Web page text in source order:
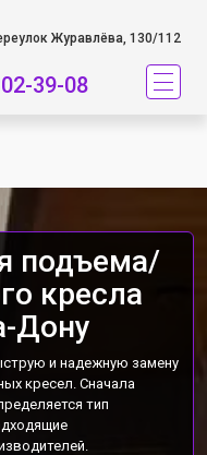
Журавлёва, 130/112
39-08
подъема/
кресла
Дону
и надежную замену
кресел. Сначала
тип